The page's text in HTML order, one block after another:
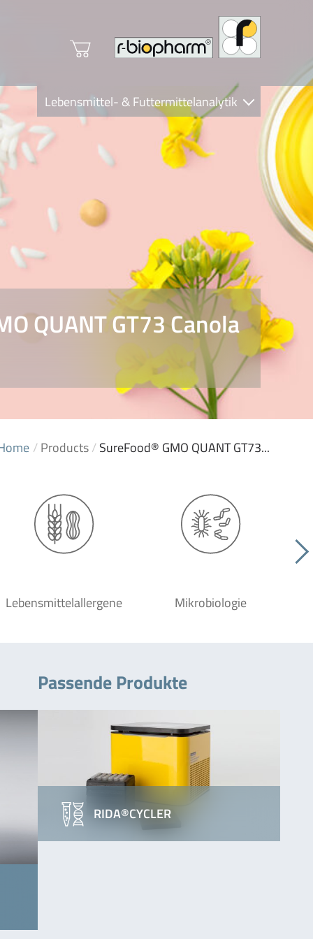
Lebensmittel- & Futtermittelanalytik
Clinical Diagnostics
R-Biopharm AG
QUANT GT73 Canola
/Products/SureFood® GMO QUANT GT73...
Lebensmittelallergene Mikrobiologie
Passende Produkte
RIDA®CYCLER